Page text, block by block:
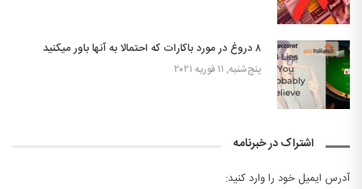
۸ دروغ‌ در مورد باکارات که احتمالا به آنها باور میکنید
پنج‌شنبه, ۱۱ فوریه ۲۰۲۱
اشتراک در خبرنامه
آدرس ایمیل خود را وارد کنید: